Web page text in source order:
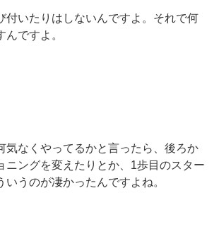
いたりはしないんですよ。それで何
ですよ。
なくやってるかと言ったら、後ろか
ニングを変えたりとか、 1 歩目のスター
いうのが凄かったんですよね。